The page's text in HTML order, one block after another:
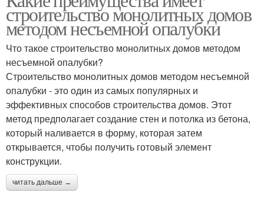
строительство монолитных домов
методом несъемной опалубки
Что такое строительство монолитных домов методом
несъемной опалубки?
Строительство монолитных домов методом несъемной
опалубки - это один из самых популярных и
эффективных способов строительства домов. Этот
метод предполагает создание стен и потолка из бетона,
который наливается в форму, которая затем
открывается, чтобы получить готовый элемент
конструкции.
читать дальше →